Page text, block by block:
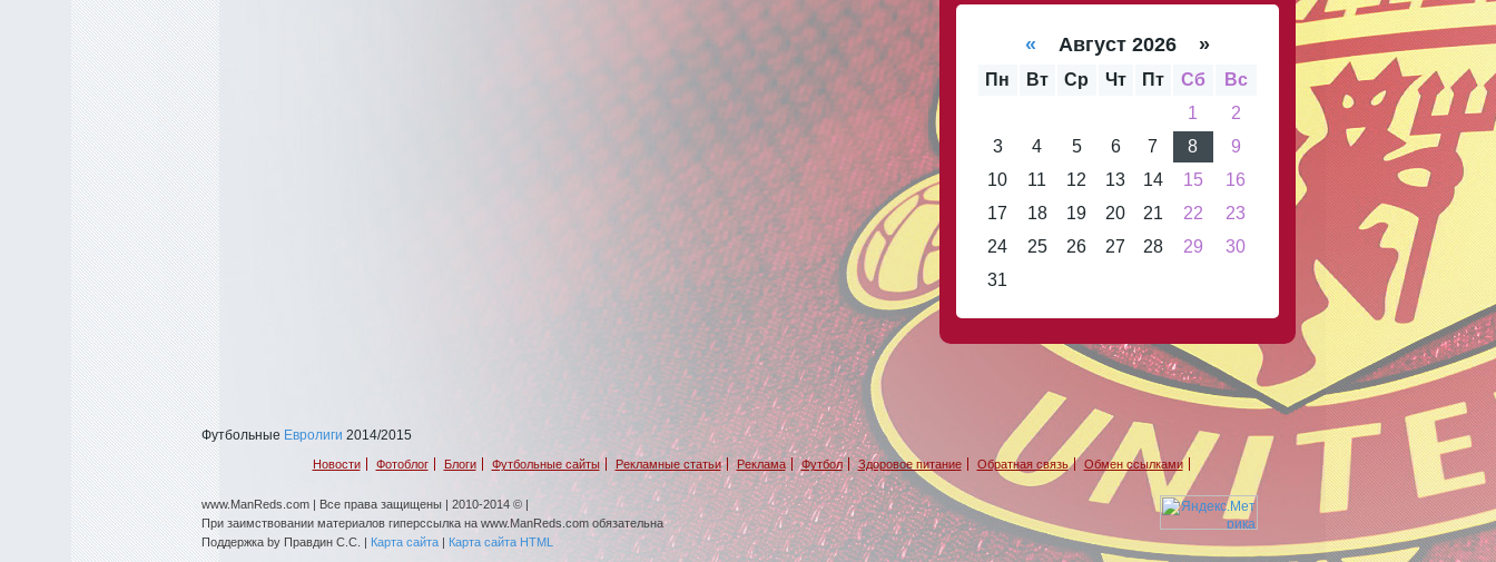
« Август 2026 »
Пн Вт Ср Чт Пт Сб
Вс
1
2
3
4 5 6 7 8
9
10
11 12 13 14 15
16
17
18 19 20 21 22
23
24
25 26 27 28 29
30
31
Футбольные Евролиги 2014/2015
Новости Фотоблог Блоги Футбольные сайты Рекламные статьи Реклама Футбол Здоровое питание Обратная связь Обмен ссылками
www.ManReds.com | Все права защищены | 2010-2014 © |
При заимствовании материалов гиперссылка на www.ManReds.com обязательна
Поддержка by Правдин С.С. | Карта сайта| Карта сайта HTML